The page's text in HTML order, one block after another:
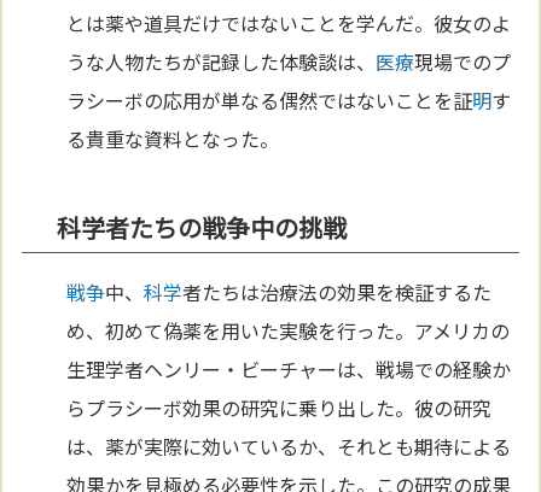
とは薬や道具だけではないことを学んだ。彼女のよ
うな人物たちが記録した体験談は、 医療現場でのプ
ラシーボの応用が単なる偶然ではないことを証明す
る貴重な資料となった。
科学者たちの戦争中の挑戦
戦争中、科学者たちは治療法の効果を検証するた
め、初めて偽薬を用いた実験を行った。アメリカの
生理学者ヘンリー・ビーチャーは、戦場での経験か
らプラシーボ効果の研究に乗り出した。彼の研究
は、薬が実際に効いているか、それとも期待による
効果かを見極める必要性を示した。この研究の成果